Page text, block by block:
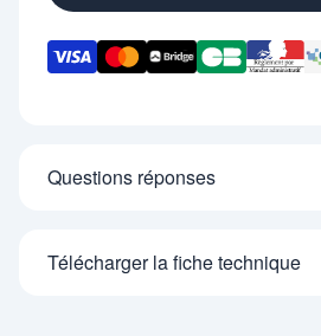
Questions réponses
Télécharger la fiche technique